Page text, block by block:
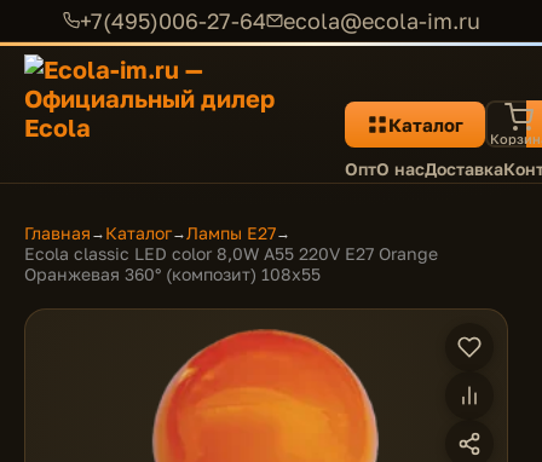
+7(495)006-27-64 ecola@ecola-im.ru
Каталог
ОптО насДоставка
Главная → Каталог→Лампы E27→
Ecola classic LED color 8,0W A55 220V E27 Orange
Оранжевая 360° (композит) 108x55